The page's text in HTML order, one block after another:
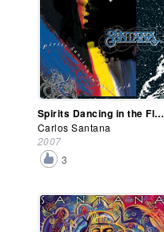
Spirits Dancing in the Flesh
Carlos Santana
2007
3